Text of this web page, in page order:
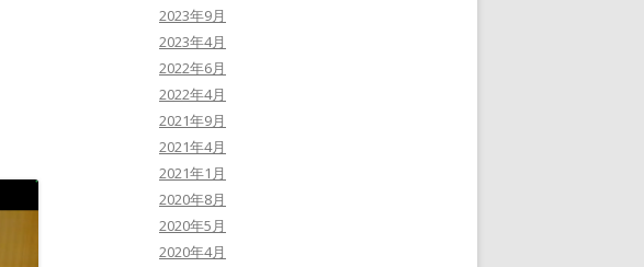
2023年9月
2023年4月
2022年6月
2022年4月
2021年9月
2021年4月
2021年1月
2020年8月
2020年5月
2020年4月